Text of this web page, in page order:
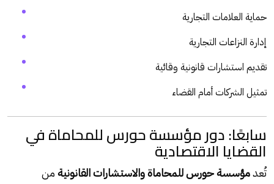
حماية العلامات التجارية
إدارة النزاعات التجارية
تقديم استشارات قانونية وقائية
تمثيل الشركات أمام القضاء
سابعًا: دور مؤسسة حورس للمحاماة في
القضايا الاقتصادية
تُعدمؤسسة حورس للمحاماة والاستشارات القانونيةمن